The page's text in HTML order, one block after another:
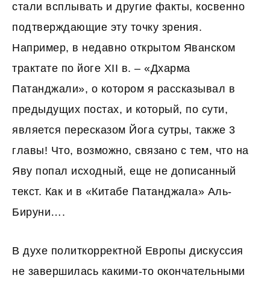
стали всплывать и другие факты, косвенно
подтверждающие эту точку зрения.
Например, в недавно открытом Яванском
трактате по йоге XII в. – «Дхарма
Патанджали», о котором я рассказывал в
предыдущих постах, и который, по сути,
является пересказом Йога сутры, также 3
главы! Что, возможно, связано с тем, что на
Яву попал исходный, еще не дописанный
текст. Как и в «Китабе Патанджала» Аль-
Бируни….
В духе политкорректной Европы дискуссия
не завершилась какими-то окончательными